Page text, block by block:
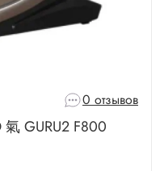
0 отзывов
GURU2 F800